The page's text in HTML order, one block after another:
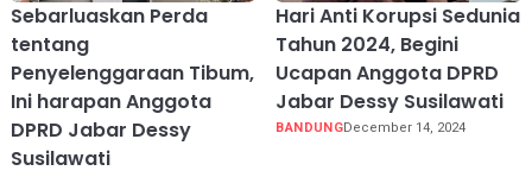
Sebarluaskan Perda
tentang
Penyelenggaraan Tibum,
Ini harapan Anggota
DPRD Jabar Dessy
Susilawati
Hari Anti Korupsi Sedunia
Tahun 2024, Begini
Ucapan Anggota DPRD
Jabar Dessy Susilawati
BANDUNGDecember 14, 2024